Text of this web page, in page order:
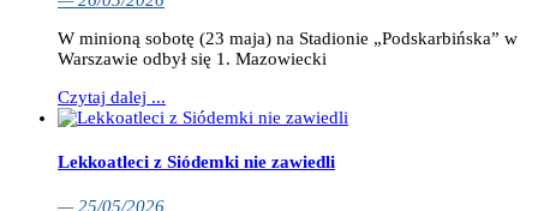
W minioną sobotę (23 maja) na Stadionie „Podskarbińska” w
Warszawie odbył się 1. Mazowiecki
Czytaj dalej ...
Lekkoatleci z Siódemki nie zawiedli
— 25/05/2026